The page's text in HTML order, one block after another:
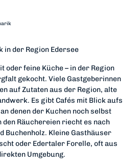
in der Region Edersee
oder feine Küche – in der Region
gekocht. Viele Gastgeberinnen
auf Zutaten aus der Region, alte
Es gibt Cafés mit Blick aufs
denen der Kuchen noch selbst
den Räuchereien riecht es nach
Buchenholz. Kleine Gasthäuser
oder Edertaler Forelle, oft aus
Umgebung.